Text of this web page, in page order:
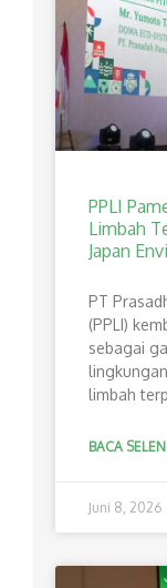
PPLI
Limbah
Japan
PT
(PPLI)
sebagai
limbah
BACA
Juni 8, 2026